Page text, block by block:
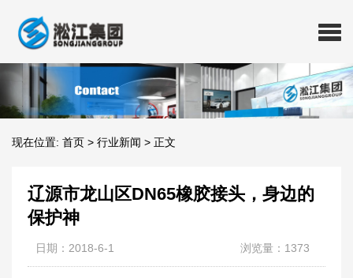
现在位置: 首页 > 行业新闻 > 正文
辽源市龙山区DN65橡胶接头，身边的
保护神
日期：2018-6-1 浏览量：1373